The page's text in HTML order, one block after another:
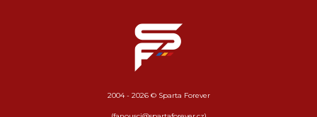
2004 - 2026 © Sparta Forever